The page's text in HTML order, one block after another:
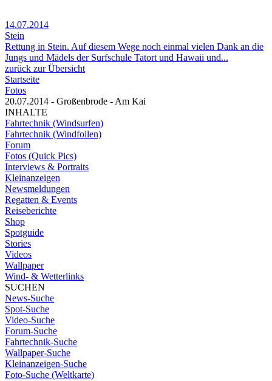
14.07.2014
Stein
Rettung in Stein. Auf diesem Wege noch einmal vielen Dank an die
Jungs und Mädels der Surfschule Tatort und Hawaii und...
zurück zur Übersicht
Startseite
Fotos
20.07.2014 - Großenbrode - Am Kai
INHALTE
Fahrtechnik (Windsurfen)
Fahrtechnik (Windfoilen)
Forum
Fotos (Quick Pics)
Interviews & Portraits
Kleinanzeigen
Newsmeldungen
Regatten & Events
Reiseberichte
Shop
Spotguide
Stories
Videos
Wallpaper
Wind- & Wetterlinks
SUCHEN
News-Suche
Spot-Suche
Video-Suche
Forum-Suche
Fahrtechnik-Suche
Wallpaper-Suche
Kleinanzeigen-Suche
Foto-Suche (Weltkarte)